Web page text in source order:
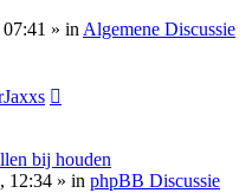
» inAlgemene Discussie
bij houden
12:34 » in phpBB Discussie